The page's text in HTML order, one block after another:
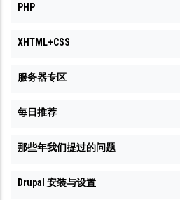
PHP
XHTML+CSS
服务器专区
每日推荐
那些年我们提过的问题
Drupal 安装与设置